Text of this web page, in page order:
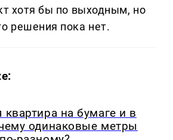
хотя бы по выходным, но
решения пока нет.
квартира на бумаге и в
одинаковые метры